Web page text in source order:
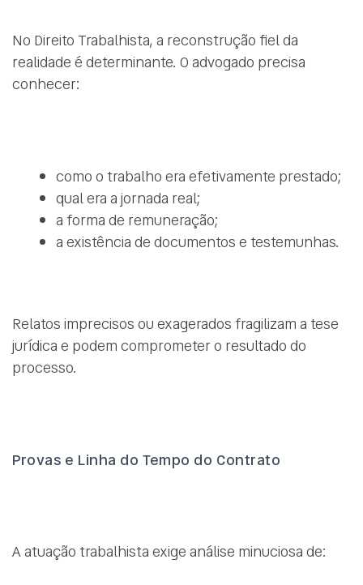
No Direito Trabalhista, a reconstrução fiel da
realidade é determinante. O advogado precisa
conhecer:
como o trabalho era efetivamente prestado;
qual era a jornada real;
a forma de remuneração;
a existência de documentos e testemunhas.
Relatos imprecisos ou exagerados fragilizam a tese
jurídica e podem comprometer o resultado do
processo.
Provas e Linha do Tempo do Contrato
A atuação trabalhista exige análise minuciosa de: